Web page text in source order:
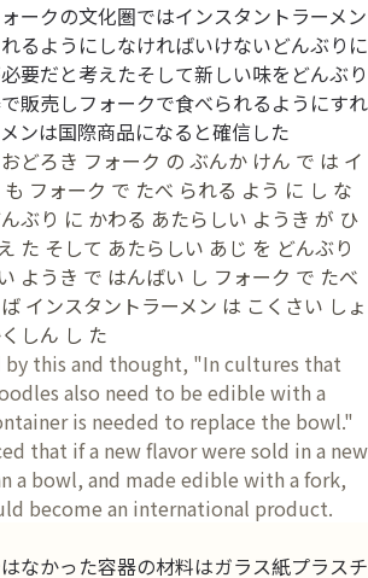
ークの文化圏ではインスタントラーメン
るようにしなければいけないどんぶりに
要だと考えたそして新しい味をどんぶり
販売しフォークで食べられるようにすれ
ンは国際商品になると確信した
どろき フォーク の ぶんか けん で は イ
フォーク で たべ られる よう に し な
ぶり に かわる あたらしい ようき が ひ
た そして あたらしい あじ を どんぶり
ようき で はんばい し フォーク で たべ
インスタントラーメン は こくさい しょ
しん し た
by this and thought, "In cultures that
also need to be edible with a
is needed to replace the bowl."
that if a new flavor were sold in a new
a bowl, and made edible with a fork,
become an international product.
なかった容器の材料はガラス紙プラスチ